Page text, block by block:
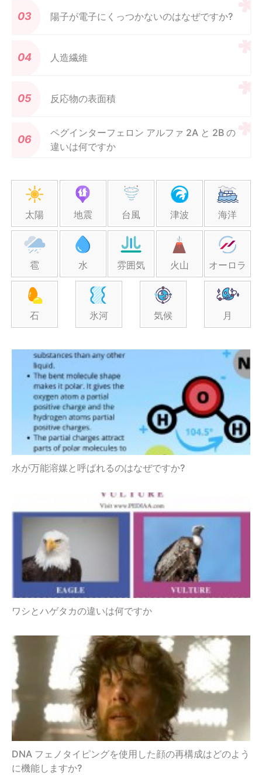
陽子が電子にくっつかないのはなぜですか?
人造繊維
反応物の表面積
ペグインターフェロン アルファ 2A と 2B の
違いは何ですか
太陽 地震 台風 津波 海洋
雹 水 雰囲気 火山 オーロラ
石 氷河 気候 月
水が万能溶媒と呼ばれるのはなぜですか?
ワシとハゲタカの違いは何ですか
DNA フェノタイピングを使用した顔の再構成はどのよう
に機能しますか?